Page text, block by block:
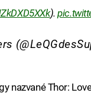
).
nazvané Thor: